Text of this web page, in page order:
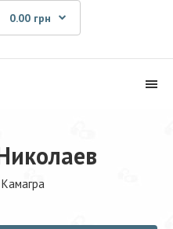
0.00 грн
Камагра